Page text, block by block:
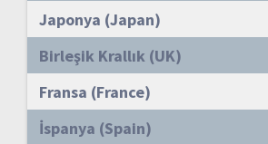
Japonya (Japan)
Birleşik Krallık (UK)
Fransa (France)
İspanya (Spain)